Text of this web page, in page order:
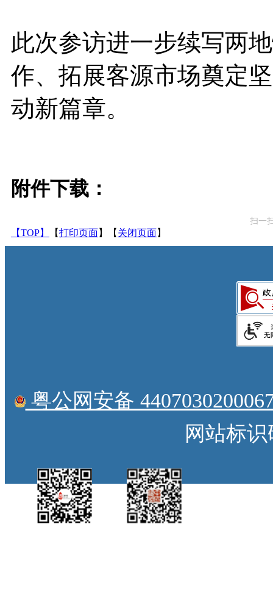
此次参访进一步续写两
作、拓展客源市场奠定
动新篇章。
附件下载：
扫一
【TOP】 【打印页面】【 关闭页面】
粤公网安备
网站标识